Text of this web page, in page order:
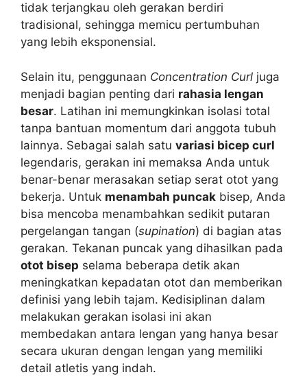
tidak terjangkau oleh gerakan berdiri
tradisional, sehingga memicu pertumbuhan
yang lebih eksponensial.
Selain itu, penggunaan Concentration Curl juga
menjadi bagian penting dari rahasia lengan
besar. Latihan ini memungkinkan isolasi total
tanpa bantuan momentum dari anggota tubuh
lainnya. Sebagai salah satu variasi bicep curl
legendaris, gerakan ini memaksa Anda untuk
benar-benar merasakan setiap serat otot yang
bekerja. Untuk menambah puncak bisep, Anda
bisa mencoba menambahkan sedikit putaran
pergelangan tangan (supination) di bagian atas
gerakan. Tekanan puncak yang dihasilkan pada
otot bisep selama beberapa detik akan
meningkatkan kepadatan otot dan memberikan
definisi yang lebih tajam. Kedisiplinan dalam
melakukan gerakan isolasi ini akan
membedakan antara lengan yang hanya besar
secara ukuran dengan lengan yang memiliki
detail atletis yang indah.